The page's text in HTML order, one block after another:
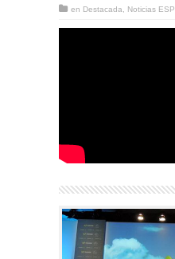
en Destacada Noticias ESP